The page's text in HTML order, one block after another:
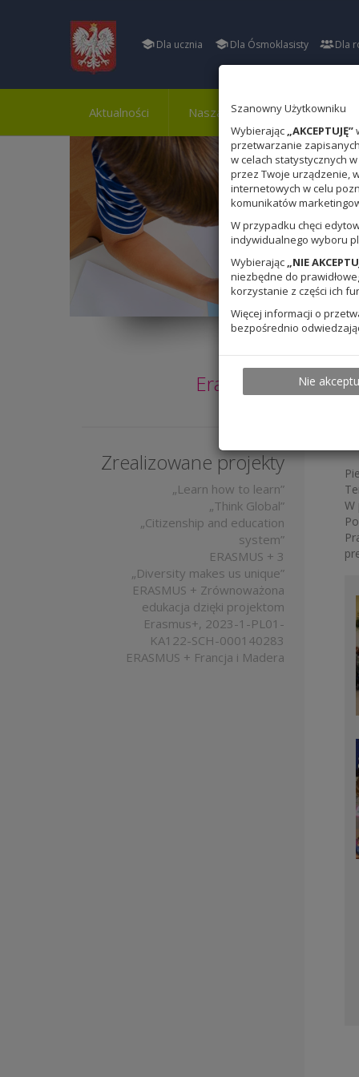
Szanowny Użytkowniku
Wybierając „AKCEPTUJĘ”
przetwarzanie
w celach statystycznych
przez Twoje urządzenie,
internetowych w celu
komunikatów
W przypadku chęci
indywidualnego wyboru
Wybierając „NIE
niezbędne do
korzystanie z części ich
Więcej informacji o
bezpośrednio
Nie
Dla ucznia Dla Ósmoklasisty Dla
Aktualności Nasza szkoła Osiągnięcia
W
Erasmus +
Zrealizowane projekty
„Learn how to learn”
„Think Global”
„Citizenship and education
system”
ERASMUS + 3
„Diversity makes us unique”
ERASMUS + Zrównoważona
edukacja dzięki projektom
Erasmus+, 2023-1-PL01-
KA122-SCH-000140283
ERASMUS + Francja i Madera